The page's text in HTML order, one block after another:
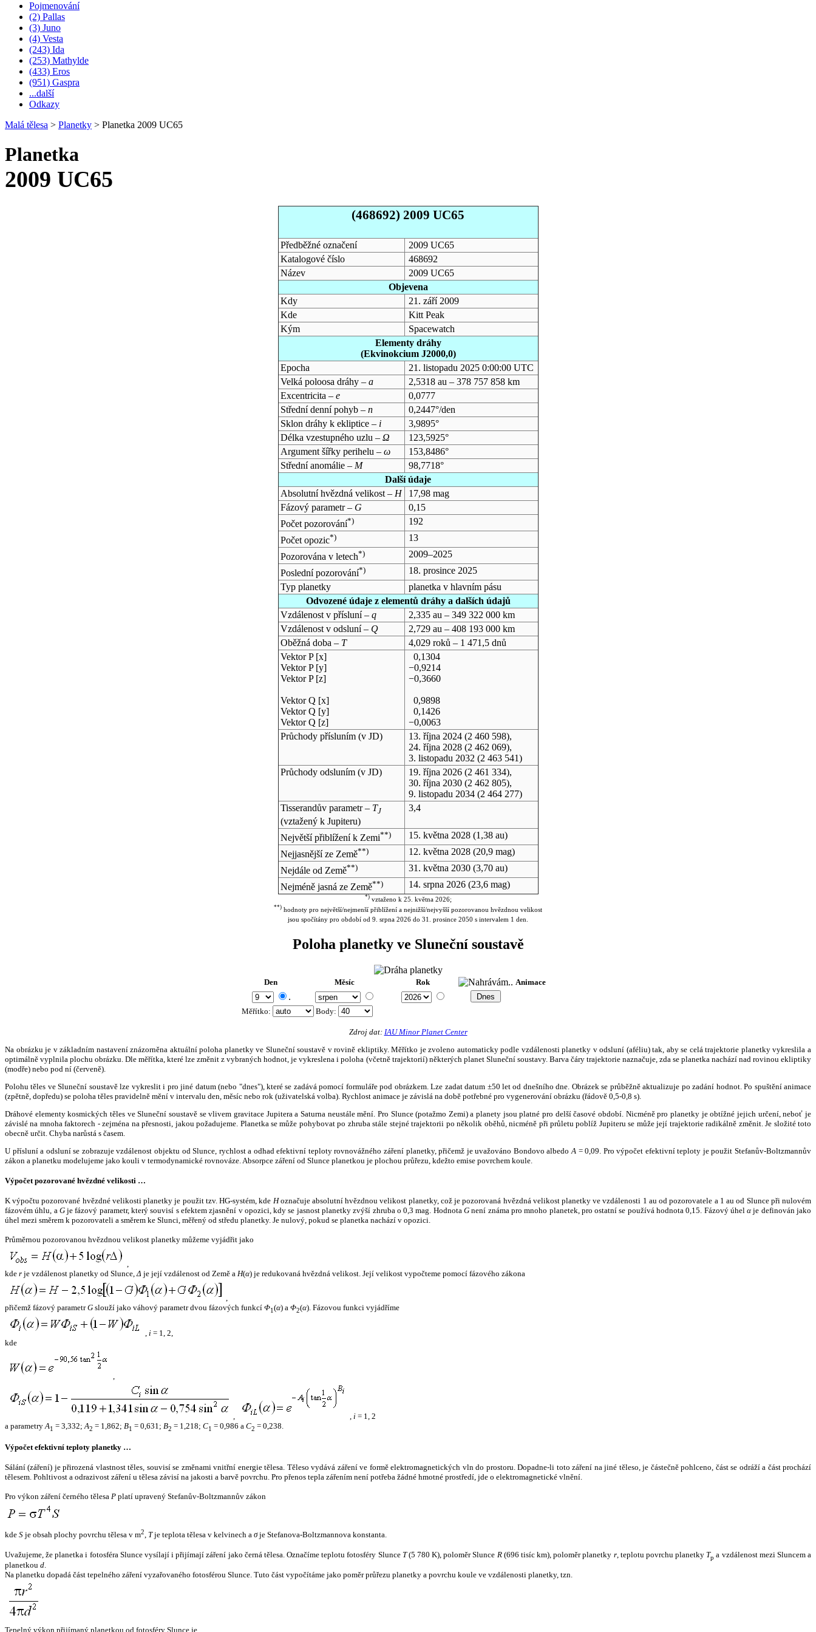
Pojmenování
(2) Pallas
(3) Juno
(4) Vesta
(243) Ida
(253) Mathylde
(433) Eros
(951) Gaspra
...další
Odkazy
Malá tělesa > Planetky > Planetka 2009 UC65
Planetka
2009 UC65
(468692) 2009 UC65
Předběžné označení
2009 UC65
Katalogové číslo
468692
Název
2009 UC65
Objevena
Kdy
21. září 2009
Kde
Kitt Peak
Kým
Spacewatch
Elementy dráhy
(Ekvinokcium J2000,0)
Epocha
21. listopadu 2025 0:00:00 UTC
Velká poloosa dráhy – a
2,5318 au – 378 757 858 km
Excentricita – e
0,0777
Střední denní pohyb – n
0,2447°/den
Sklon dráhy k ekliptice – i
3,9895°
Délka vzestupného uzlu – Ω
123,5925°
Argument šířky perihelu – ω
153,8486°
Střední anomálie – M
98,7718°
Další údaje
Absolutní hvězdná velikost – H
17,98 mag
Fázový parametr – G
0,15
Počet pozorování*)
192
Počet opozic*)
13
Pozorována v letech*)
2009–2025
Poslední pozorování*)
18. prosince 2025
Typ planetky
planetka v hlavním pásu
Odvozené údaje z elementů dráhy a dalších údajů
Vzdálenost v přísluní – q
2,335 au – 349 322 000 km
Vzdálenost v odsluní – Q
2,729 au – 408 193 000 km
Oběžná doba – T
4,029 roků – 1 471,5 dnů
Vektor P [x]
Vektor P [y]
Vektor P [z]
Vektor Q [x]
Vektor Q [y]
Vektor Q [z]
0,1304
−0,9214
−0,3660
0,9898
0,1426
−0,0063
Průchody přísluním (v JD) 13. října 2024(2 460 598),
24. října 2028(2 462 069),
3. listopadu 2032 (2 463 541)
Průchody odsluním (v JD) 19. října 2026(2 461 334),
30. října 2030(2 462 805),
9. listopadu 2034(2 464 277)
Tisserandův parametr – TJ
(vztažený k Jupiteru)
3,4
Největší přiblížení k Zemi**) 15. května 2028(1,38 au)
Nejjasnější ze Země**) 12. května 2028(20,9 mag)
Nejdále od Země**) 31. května 2030(3,70 au)
Nejméně jasná ze Země**) 14. srpna 2026(23,6 mag)
*)vztaženo k 25. května 2026;
**) hodnoty pro největší/nejmenší přiblížení a nejnižší/nejvyšší pozorovanou hvězdnou velikost
jsou spočítány pro období od 9. srpna 2026 do 31. prosince 2050 s intervalem 1 den.
Poloha planetky ve Sluneční soustavě
Den Měsíc Rok Animace
.
Měřítko: Body:
Zdroj dat: IAU Minor Planet Center
Na obrázku je v základním nastavení znázorněna aktuální poloha planetky ve Sluneční soustavě v rovině ekliptiky. Měřítko je zvoleno automaticky podle vzdálenosti planetky v odsluní (aféliu) tak, aby se celá trajektorie planetky vykreslila a
optimálně vyplnila plochu obrázku. Dle měřítka, které lze změnit z vybraných hodnot, je vykreslena i poloha (včetně trajektorií) některých planet Sluneční soustavy. Barva čáry trajektorie naznačuje, zda se planetka nachází nad rovinou ekliptiky
(modře) nebo pod ní (červeně).
Polohu těles ve Sluneční soustavě lze vykreslit i pro jiné datum (nebo "dnes"), které se zadává pomocí formuláře pod obrázkem. Lze zadat datum ±50 let od dnešního dne. Obrázek se průběžně aktualizuje po zadání hodnot. Po spuštění animace
(zpětně, dopředu) se poloha těles pravidelně mění v intervalu den, měsíc nebo rok (uživatelská volba). Rychlost animace je závislá na době potřebné pro vygenerování obrázku (řádově 0,5-0,8 s).
Dráhové elementy kosmických těles ve Sluneční soustavě se vlivem gravitace Jupitera a Saturna neustále mění. Pro Slunce (potažmo Zemi) a planety jsou platné pro delší časové období. Nicméně pro planetky je obtížné jejich určení, neboť je
závislé na mnoha faktorech - zejména na přesnosti, jakou požadujeme. Planetka se může pohybovat po zhruba stále stejné trajektorii po několik oběhů, nicméně při průletu poblíž Jupiteru se může její trajektorie radikálně změnit. Je složité toto
obecně určit. Chyba narůstá s časem.
U přísluní a odsluní se zobrazuje vzdálenost objektu od Slunce, rychlost a odhad efektivní teploty rovnovážného záření planetky, přičemž je uvažováno Bondovo albedo A = 0,09. Pro výpočet efektivní teploty je použit Stefanův-Boltzmannův
zákon a planetku modelujeme jako kouli v termodynamické rovnováze. Absorpce záření od Slunce planetkou je plochou průřezu, kdežto emise povrchem koule.
Výpočet pozorované hvězdné velikosti …
K výpočtu pozorované hvězdné velikosti planetky je použit tzv. HG-systém, kde Hoznačuje absolutní hvězdnou velikost planetky, což je pozorovaná hvězdná velikost planetky ve vzdálenosti 1 au od pozorovatele a 1 au od Slunce při nulovém
fázovém úhlu, a Gje fázový parametr, který souvisí s efektem zjasnění v opozici, kdy se jasnost planetky zvýší zhruba o 0,3 mag. HodnotaG není známa pro mnoho planetek, pro ostatní se používá hodnota 0,15. Fázový úhelα je definován jako
úhel mezi směrem k pozorovateli a směrem ke Slunci, měřený od středu planetky. Je nulový, pokud se planetka nachází v opozici.
Průměrnou pozorovanou hvězdnou velikost planetky můžeme vyjádřit jako
,
kde r je vzdálenost planetky od Slunce,Δ je její vzdálenost od Země a H(α) je redukovaná hvězdná velikost. Její velikost vypočteme pomocí fázového zákona
,
přičemž fázový parametrG slouží jako váhový parametr dvou fázových funkcí Φ1(α) a Φ2(α). Fázovou funkci vyjádříme
, i = 1, 2,
kde
,
, , i = 1, 2
a parametryA1 = 3,332;A2 = 1,862; B1 = 0,631; B2 = 1,218; C1 = 0,986 a C2 = 0,238.
Výpočet efektivní teploty planetky …
Sálání (záření) je přirozená vlastnost těles, souvisí se změnami vnitřní energie tělesa. Těleso vydává záření ve formě elektromagnetických vln do prostoru. Dopadne-li toto záření na jiné těleso, je částečně pohlceno, část se odráží a část prochází
tělesem. Pohltivost a odrazivost záření u tělesa závisí na jakosti a barvě povrchu. Pro přenos tepla zářením není potřeba žádné hmotné prostředí, jde o elektromagnetické vlnění.
Pro výkon záření černého tělesa P platí upravený Stefanův-Boltzmannův zákon
kde S je obsah plochy povrchu tělesa v m2, Tje teplota tělesa v kelvinech a σje Stefanova-Boltzmannova konstanta.
Uvažujeme, že planetka i fotosféra Slunce vysílají i přijímají záření jako černá tělesa. Označíme teplotu fotosféry Slunce T(5 780 K), poloměr Slunce R(696 tisíc km), poloměr planetky r, teplotu povrchu planetky Tp a vzdálenost mezi Sluncem a
planetkou d.
Na planetku dopadá část tepelného záření vyzařovaného fotosférou Slunce. Tuto část vypočítáme jako poměr průřezu planetky a povrchu koule ve vzdálenosti planetky, tzn.
Tepelný výkon přijímaný planetkou od fotosféry Slunce je